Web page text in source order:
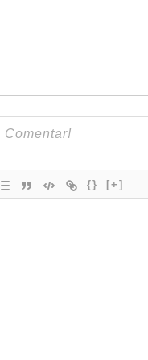
{} [+]